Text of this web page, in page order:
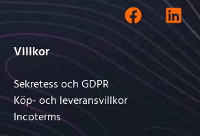
Villkor
Sekretess och GDPR
Köp- och leveransvillkor
Incoterms